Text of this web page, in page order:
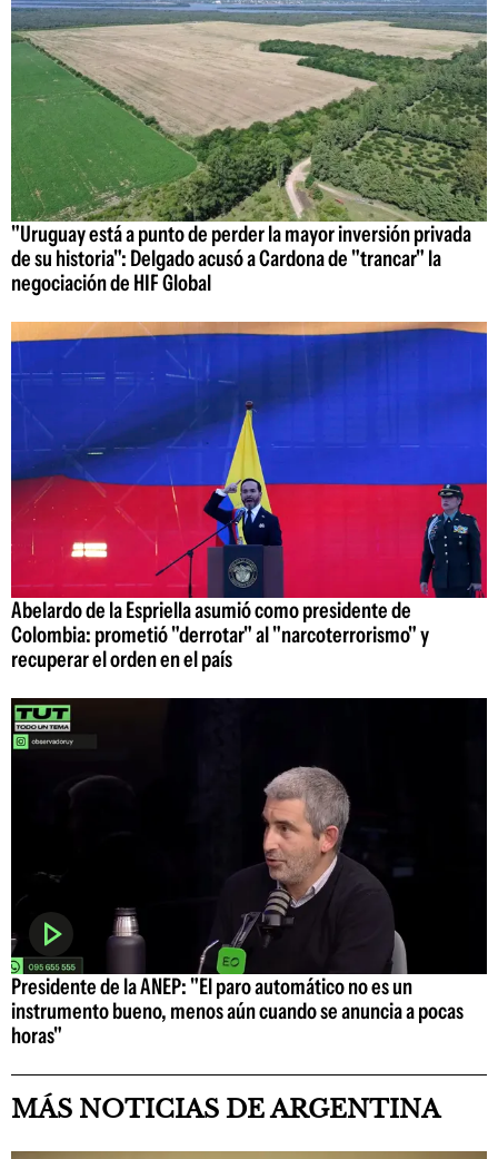
"Uruguay está a punto de perder la mayor inversión privada
de su historia": Delgado acusó a Cardona de "trancar" la
negociación de HIF Global
Abelardo de la Espriella asumió como presidente de
Colombia: prometió "derrotar" al "narcoterrorismo" y
recuperar el orden en el país
Presidente de la ANEP: "El paro automático no es un
instrumento bueno, menos aún cuando se anuncia a pocas
horas"
MÁS NOTICIAS DE ARGENTINA